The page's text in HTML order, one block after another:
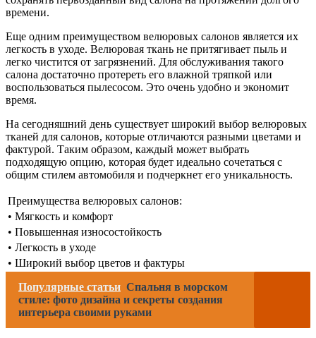
времени.
Еще одним преимуществом велюровых салонов является их
легкость в уходе. Велюровая ткань не притягивает пыль и
легко чистится от загрязнений. Для обслуживания такого
салона достаточно протереть его влажной тряпкой или
воспользоваться пылесосом. Это очень удобно и экономит
время.
На сегодняшний день существует широкий выбор велюровых
тканей для салонов, которые отличаются разными цветами и
фактурой. Таким образом, каждый может выбрать
подходящую опцию, которая будет идеально сочетаться с
общим стилем автомобиля и подчеркнет его уникальность.
Преимущества велюровых салонов:
• Мягкость и комфорт
• Повышенная износостойкость
• Легкость в уходе
• Широкий выбор цветов и фактуры
Популярные статьи Спальня в морском
стиле: фото дизайна и секреты создания
интерьера своими руками